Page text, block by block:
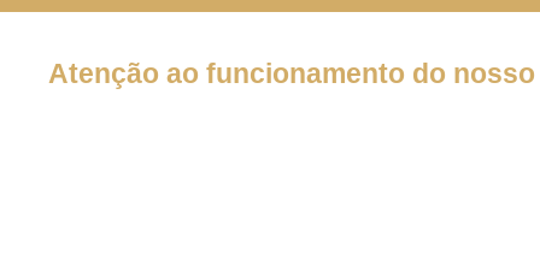
Atenção ao funcionamento do